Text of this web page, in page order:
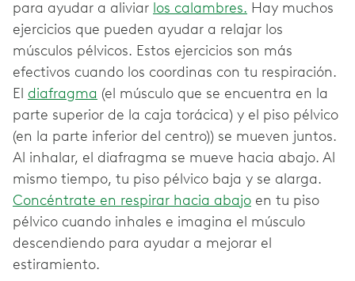
para ayudar a aliviar los calambres. Hay muchos
ejercicios que pueden ayudar a relajar los
músculos pélvicos. Estos ejercicios son más
efectivos cuando los coordinas con tu respiración.
El diafragma (el músculo que se encuentra en la
parte superior de la caja torácica) y el piso pélvico
(en la parte inferior del centro)) se mueven juntos.
Al inhalar, el diafragma se mueve hacia abajo. Al
mismo tiempo, tu piso pélvico baja y se alarga.
Concéntrate en respirar hacia abajo en tu piso
pélvico cuando inhales e imagina el músculo
descendiendo para ayudar a mejorar el
estiramiento.